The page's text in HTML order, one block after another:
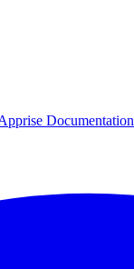
Documentation